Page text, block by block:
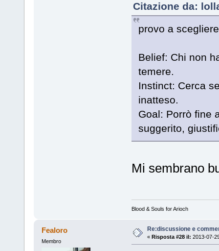
Citazione da:
provo a
Belief: Chi non
temere.
Instinct: Cerca
inatteso.
Goal: Porrò fine
suggerito,
Mi sembrano
Blood & Souls for Arioch
Fealoro
Membro
Re:discussione e
« Risposta #28 il: 2013-07-